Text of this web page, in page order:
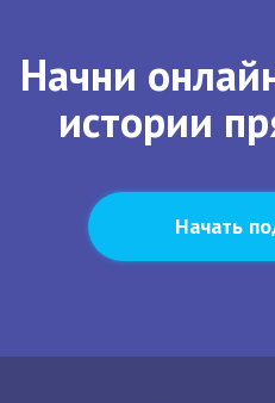
Начни
истории
Начать